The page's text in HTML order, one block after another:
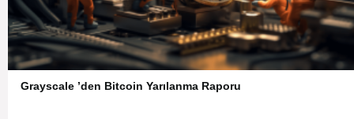
Grayscale ’den Bitcoin Yarılanma Raporu